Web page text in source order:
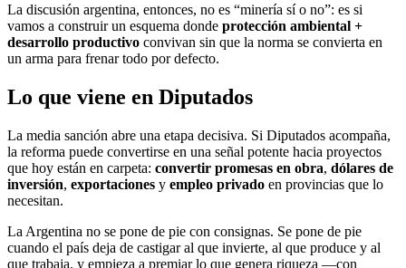
La discusión argentina, entonces, no es “minería sí o no”: es si
vamos a construir un esquema donde protección ambiental +
desarrollo productivo convivan sin que la norma se convierta en
un arma para frenar todo por defecto.
Lo que viene en Diputados
La media sanción abre una etapa decisiva. Si Diputados acompaña,
la reforma puede convertirse en una señal potente hacia proyectos
que hoy están en carpeta: convertir promesas en obra, dólares de
inversión, exportaciones y empleo privado en provincias que lo
necesitan.
La Argentina no se pone de pie con consignas. Se pone de pie
cuando el país deja de castigar al que invierte, al que produce y al
que trabaja, y empieza a premiar lo que genera riqueza —con